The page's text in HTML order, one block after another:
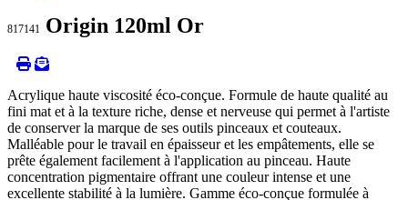
817141 Origin 120ml Or
Acrylique haute viscosité éco-conçue. Formule de haute qualité au
fini mat et à la texture riche, dense et nerveuse qui permet à l'artiste
de conserver la marque de ses outils pinceaux et couteaux.
Malléable pour le travail en épaisseur et les empâtements, elle se
prête également facilement à l'application au pinceau. Haute
concentration pigmentaire offrant une couleur intense et une
excellente stabilité à la lumière. Gamme éco-conçue formulée à